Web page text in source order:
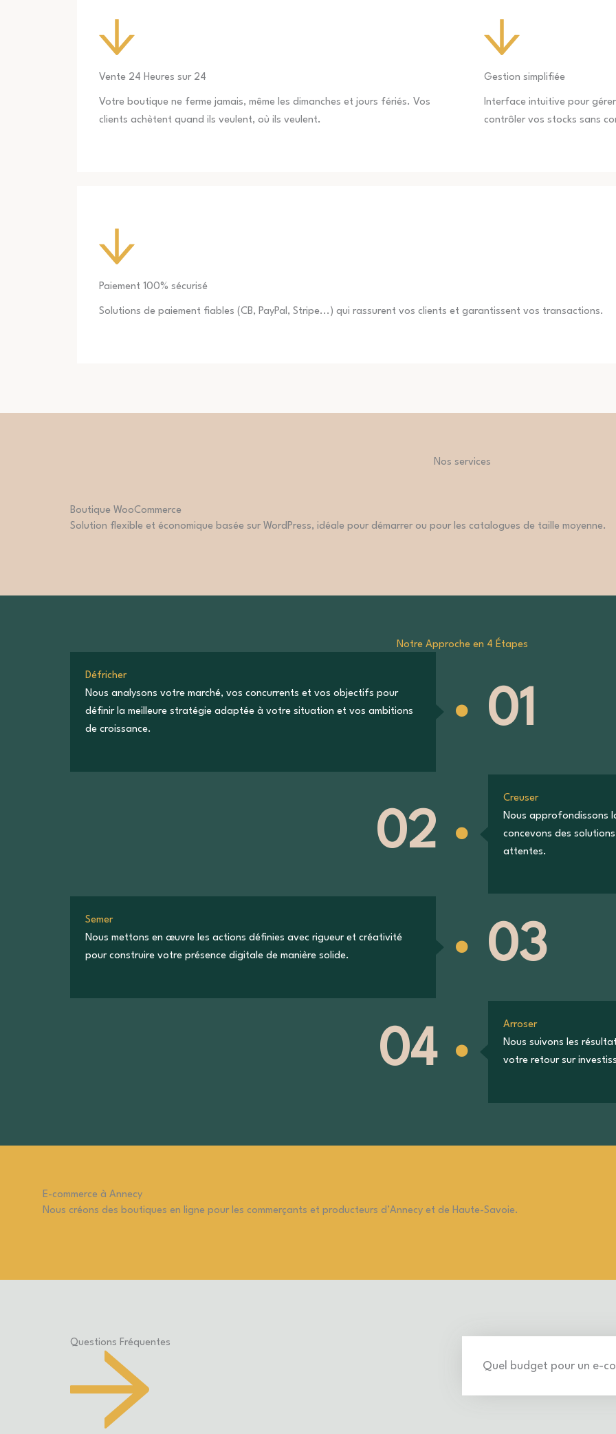
Vente 24 Heures sur 24
Votre boutique ne ferme jamais, même les dimanches et jours fériés. Vos
clients achètent quand ils veulent, où ils veulent.
Gestion simplifiée
Interface intuitive pour
contrôler vos stocks sans
Paiement 100% sécurisé
Solutions de paiement fiables (CB, PayPal, Stripe...) qui rassurent vos clients et garantissent vos transactions.
Nos services
Boutique WooCommerce
Solution flexible et économique basée sur WordPress, idéale pour démarrer ou pour les catalogues de taille moyenne.
Notre Approche en 4 Étapes
Défricher
Nous analysons votre marché, vos concurrents et vos objectifs pour
définir la meilleure stratégie adaptée à votre situation et vos ambitions
de croissance.
01
Creuser
Nous approfondissons
concevons des
attentes.
02
Semer
Nous mettons en œuvre les actions définies avec rigueur et créativité
pour construire votre présence digitale de manière solide.
03
Arroser
Nous suivons les
votre retour sur
04
E-commerce à Annecy
Nous créons des boutiques en ligne pour les commerçants et producteurs d’Annecy et de Haute-Savoie.
Questions Fréquentes
Quel budget pour un e-